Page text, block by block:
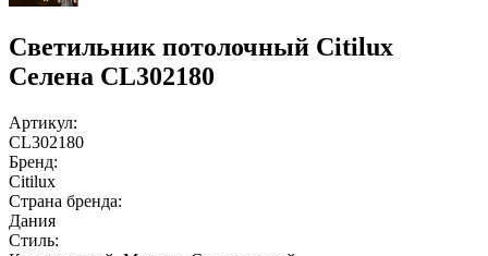
Светильник потолочный Citilux
Селена CL302180
Артикул:
CL302180
Бренд:
Citilux
Страна бренда:
Дания
Стиль: